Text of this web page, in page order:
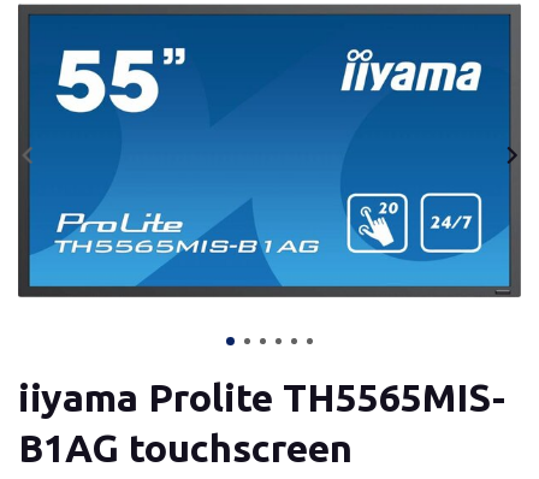
iiyama Prolite TH5565MIS-
B1AG touchscreen